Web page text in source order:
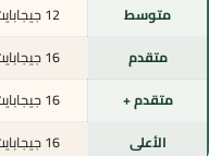
متوسط
12 جيجابايت
متقدم
16 جيجابايت
متقدم +
16 جيجابايت
الأعلى
16 جيجابايت